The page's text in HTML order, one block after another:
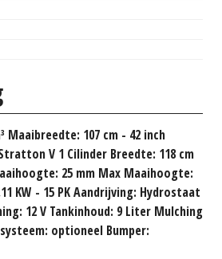
Maaibreedte: 107 cm - 42 inch
V 1 Cilinder Breedte: 118 cm
25 mm Max Maaihoogte:
KW - 15 PK Aandrijving: Hydrostaat
12 V Tankinhoud: 9 Liter Mulching
optioneel Bumper: